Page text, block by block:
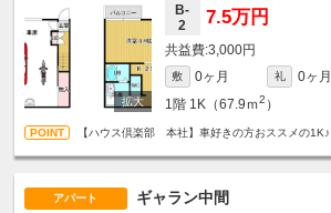
B-
2
7.5万円
3,000円
敷 0ヶ月 礼
0ヶ月
1階 1K（67.9ｍ2 ）
【ハウス倶楽部 本社】車好きの方おススメの1K♪
アパート ギャラン中間